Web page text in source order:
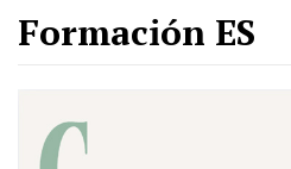
Formación ES